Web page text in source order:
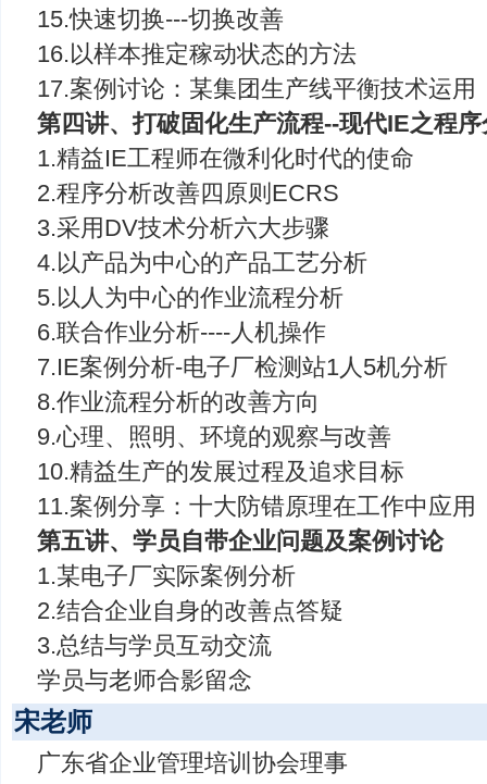
15.快速切换---切换改善
16.以样本推定稼动状态的方法
17.案例讨论：某集团生产线平衡技术运用
第四讲、打破固化生产流程--现代IE之程
1.精益IE工程师在微利化时代的使命
2.程序分析改善四原则ECRS
3.采用DV技术分析六大步骤
4.以产品为中心的产品工艺分析
5.以人为中心的作业流程分析
6.联合作业分析----人机操作
7.IE案例分析-电子厂检测站1人5机分析
8.作业流程分析的改善方向
9.心理、照明、环境的观察与改善
10.精益生产的发展过程及追求目标
11.案例分享：十大防错原理在工作中应用
第五讲、学员自带企业问题及案例讨论
1.某电子厂实际案例分析
2.结合企业自身的改善点答疑
3.总结与学员互动交流
学员与老师合影留念
宋老师
广东省企业管理培训协会理事